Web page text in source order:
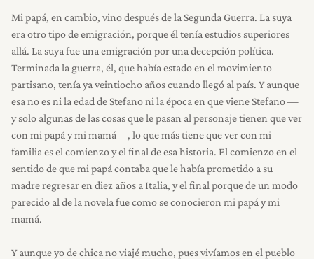
Mi papá, en cambio, vino después de la Segunda Guerra. La suya
era otro tipo de emigración, porque él tenía estudios superiores
allá. La suya fue una emigración por una decepción política.
Terminada la guerra, él, que había estado en el movimiento
partisano, tenía ya veintiocho años cuando llegó al país. Y aunque
esa no es ni la edad de Stefano ni la época en que viene Stefano —
y solo algunas de las cosas que le pasan al personaje tienen que ver
con mi papá y mi mamá—, lo que más tiene que ver con mi
familia es el comienzo y el final de esa historia. El comienzo en el
sentido de que mi papá contaba que le había prometido a su
madre regresar en diez años a Italia, y el final porque de un modo
parecido al de la novela fue como se conocieron mi papá y mi
mamá.
Y aunque yo de chica no viajé mucho, pues vivíamos en el pueblo